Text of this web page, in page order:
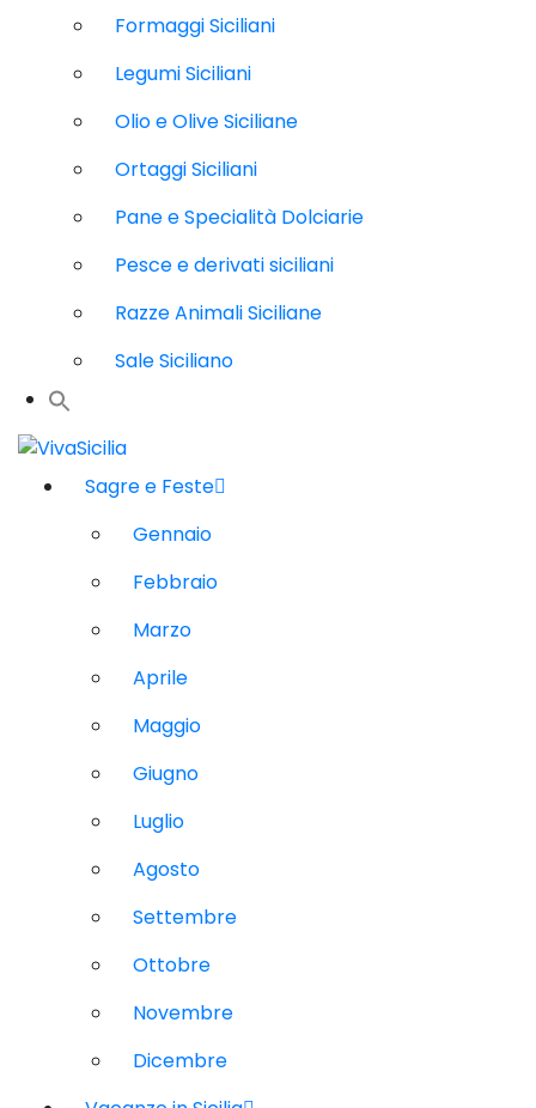
Formaggi Siciliani
Legumi Siciliani
Olio e Olive Siciliane
Ortaggi Siciliani
Pane e Specialità Dolciarie
Pesce e derivati siciliani
Razze Animali Siciliane
Sale Siciliano
Sagre e Feste
Gennaio
Febbraio
Marzo
Aprile
Maggio
Giugno
Luglio
Agosto
Settembre
Ottobre
Novembre
Dicembre